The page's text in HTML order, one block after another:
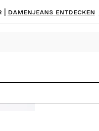
| Damenjeans entdecken